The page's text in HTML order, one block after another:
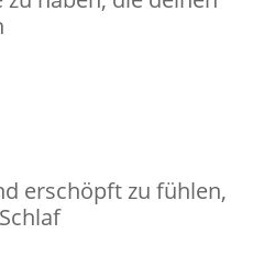
erschöpft zu fühlen,